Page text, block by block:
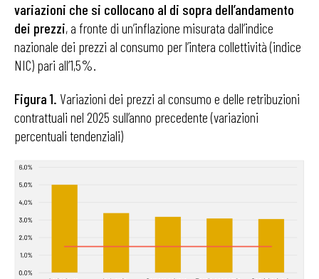
variazioni che si collocano al di sopra dell’andamento
dei prezzi, a fronte di un’inflazione misurata dall’indice
nazionale dei prezzi al consumo per l’intera collettività (indice
NIC) pari all’1,5%.
Figura1. Variazioni dei prezzi al consumo e delle retribuzioni
contrattuali nel 2025 sull’anno precedente (variazioni
percentuali tendenziali)